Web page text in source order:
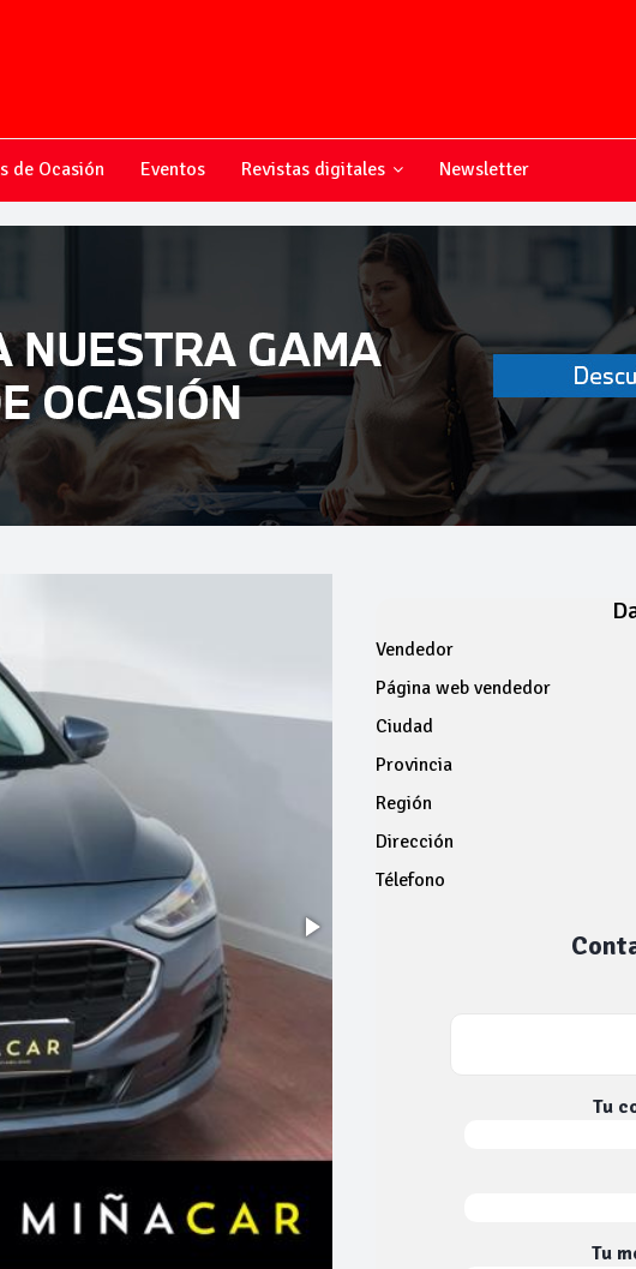
de Ocasión Eventos Revistas digitales Newsletter
Vendedor
Página web vendedor
Ciudad
Provincia
Región
Dirección
Télefono
Tu
Tu